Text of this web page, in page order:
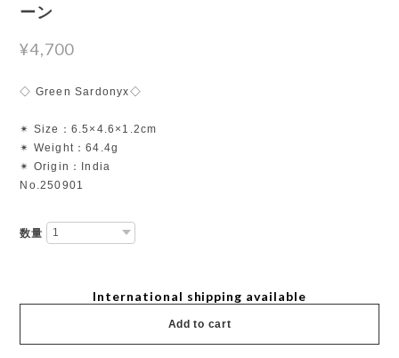
ーン
¥4,700
◇ Green Sardonyx◇
✴︎ Size：6.5×4.6×1.2cm
✴︎ Weight：64.4g
✴︎ Origin：India
No.250901
数量
International shipping available
Add to cart